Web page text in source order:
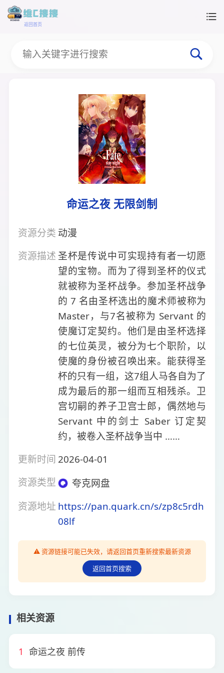
返回首页
命运之夜 无限剑制
资源分类 动漫
资源描述 圣杯是传说中可实现持有者一切愿
望的宝物。而为了得到圣杯的仪式
就被称为圣杯战争。参加圣杯战争
的 7 名由圣杯选出的魔术师被称为
Master，与7名被称为 Servant 的
使魔订定契约。他们是由圣杯选择
的七位英灵，被分为七个职阶，以
使魔的身份被召唤出来。能获得圣
杯的只有一组，这7组人马各自为了
成为最后的那一组而互相残杀。卫
宫切嗣的养子卫宫士郎，偶然地与
Servant 中的剑士 Saber 订定契
约，被卷入圣杯战争当中 ……
更新时间 2026-04-01
资源类型
夸克网盘
资源地址 https://pan.quark.cn/s/zp8c5rdh
08lf
⚠️ 资源链接可能已失效，请返回首页重新搜索最新资源
返回首页搜索
相关资源
1 命运之夜 前传